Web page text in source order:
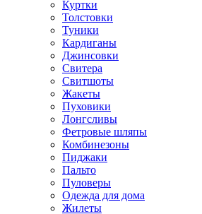
Куртки
Толстовки
Туники
Кардиганы
Джинсовки
Свитера
Свитшоты
Жакеты
Пуховики
Лонгсливы
Фетровые шляпы
Комбинезоны
Пиджаки
Пальто
Пуловеры
Одежда для дома
Жилеты